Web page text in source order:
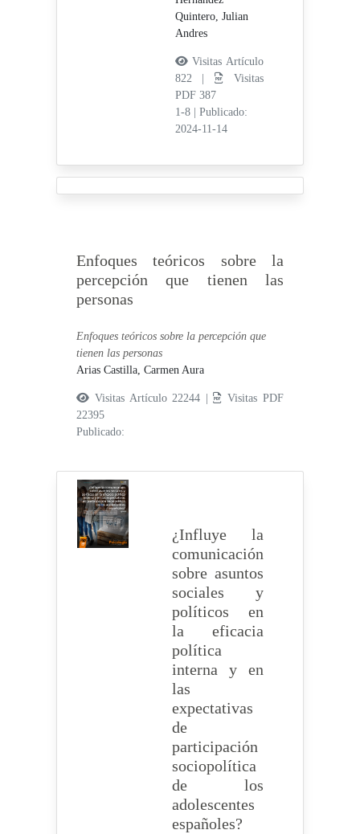
Quintero, Julian
Andres
Visitas Artículo
822 |
Visitas
PDF 387
1-8
Publicado:
2024-11-14
Enfoques teóricos sobre la
percepción que tienen las
personas
Enfoques teóricos sobre la percepción que
tienen las personas
Arias Castilla, Carmen Aura
Visitas Artículo 22244 |
Visitas PDF
22395
Publicado:
¿Influye la
comunicación
sobre asuntos
sociales y
políticos en
la eficacia
política
interna y en
las
expectativas
de
participación
sociopolítica
de los
adolescentes
españoles?